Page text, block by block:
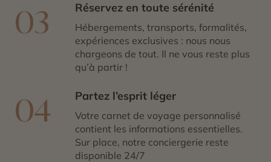
03 Réservez en toute sérénité
Hébergements, transports, formalités,
expériences exclusives : nous nous
chargeons de tout. Il ne vous reste plus
qu’à partir !
04 Partez l’esprit léger
Votre carnet de voyage personnalisé
contient les informations essentielles.
Sur place, notre conciergerie reste
disponible 24/7